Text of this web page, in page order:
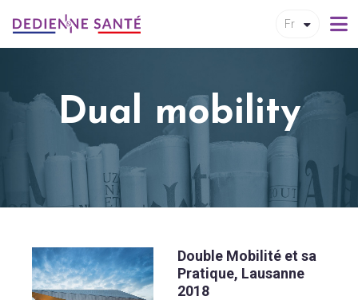
Fr
Dual mobility
Double Mobilité et sa
Pratique, Lausanne
2018